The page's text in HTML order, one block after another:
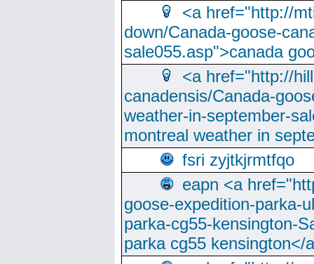
<a href="http://
down/Canada-goose-
sale055.asp">canada
<a href="http://
canadensis/Canada-
weather-in-september-
montreal weather in
fsri zyjtkjrmtfqo
eapn <a
goose-expedition-parka-
parka-cg55-kensington-
parka cg55 kensington</